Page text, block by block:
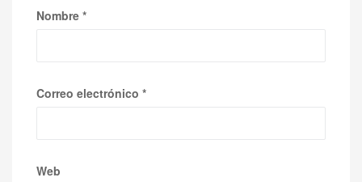
Nombre *
Correo electrónico *
Web